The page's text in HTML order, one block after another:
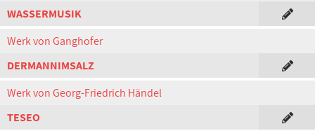
WASSERMUSIK
Werk von Ganghofer
DERMANNIMSALZ
Werk von Georg-Friedrich Händel
TESEO